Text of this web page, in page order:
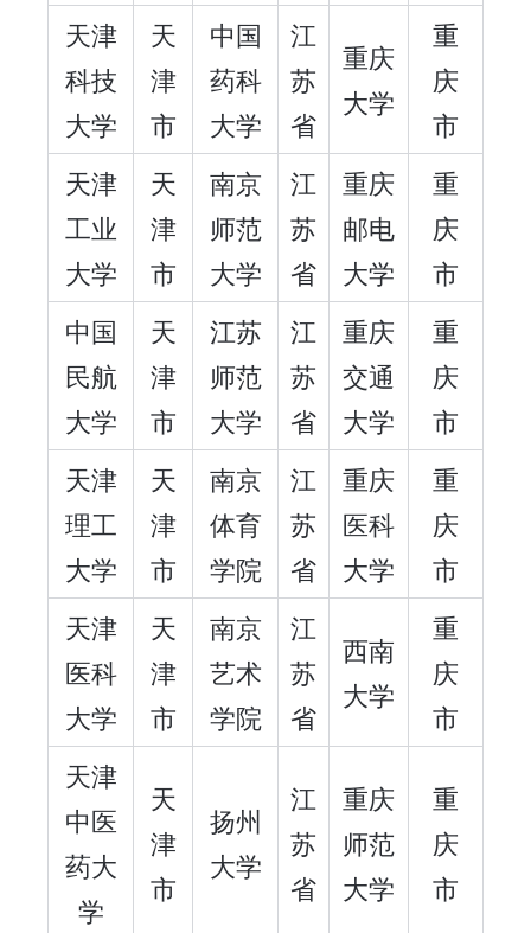
天津
科技
大学
天
津
市
中国
药科
大学
江
苏
省
重庆
大学
重
庆
市
天津
工业
大学
天
津
市
南京
师范
大学
江
苏
省
重庆
邮电
大学
重
庆
市
中国
民航
大学
天
津
市
江苏
师范
大学
江
苏
省
重庆
交通
大学
重
庆
市
天津
理工
大学
天
津
市
南京
体育
学院
江
苏
省
重庆
医科
大学
重
庆
市
天津
医科
大学
天
津
市
南京
艺术
学院
江
苏
省
西南
大学
重
庆
市
天津
中医
药大
学
天
津
市
扬州
大学
江
苏
省
重庆
师范
大学
重
庆
市